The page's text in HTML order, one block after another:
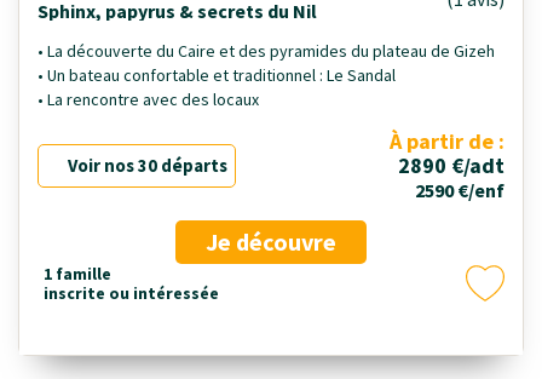
Sphinx, papyrus & secrets du Nil
• La découverte du Caire et des pyramides du plateau de Gizeh
• Un bateau confortable et traditionnel : Le Sandal
• La rencontre avec des locaux
Voir nos 30 départs
À partir de :
2890 €/adt
2590 €/enf
Je découvre
1 famille
inscrite ou intéressée